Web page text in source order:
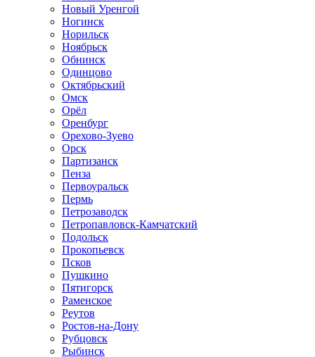
Новый Уренгой
Ногинск
Норильск
Ноябрьск
Обнинск
Одинцово
Октябрьский
Омск
Орёл
Оренбург
Орехово-Зуево
Орск
Партизанск
Пенза
Первоуральск
Пермь
Петрозаводск
Петропавловск-Камчатский
Подольск
Прокопьевск
Псков
Пушкино
Пятигорск
Раменское
Реутов
Ростов-на-Дону
Рубцовск
Рыбинск